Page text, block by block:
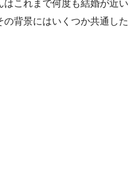
はこれまで何度も結婚が近い
背景にはいくつか共通した